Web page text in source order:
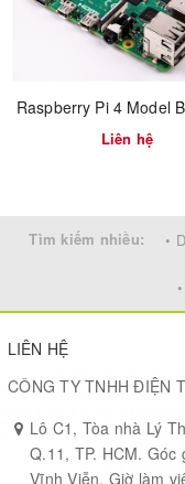
Liên hệ
Tìm kiếm nhiều: •
LIÊN HỆ
CÔNG TY TNHH ĐIỆN
Lô C1, Tòa nhà Lý
Q.11, TP. HCM.
Vĩnh Viễn. Giờ làm